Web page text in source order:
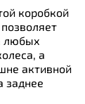
коробкой
любых
а
активной
заднее